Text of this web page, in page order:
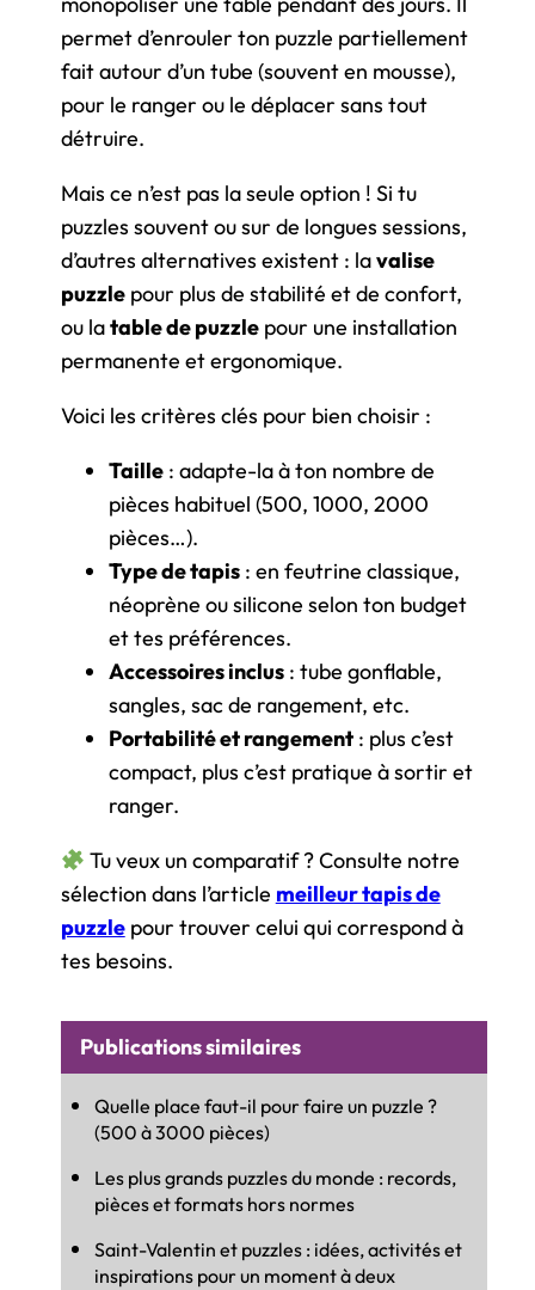
permet d’enrouler ton puzzle partiellement
fait autour d’un tube (souvent en mousse),
pour le ranger ou le déplacer sans tout
détruire.
Mais ce n’est pas la seule option ! Si tu
puzzles souvent ou sur de longues sessions,
d’autres alternatives existent : lavalise
puzzlepour plus de stabilité et de confort,
ou latable de puzzlepour une installation
permanente et ergonomique.
Voici les critères clés pour bien choisir :
Taille: adapte-la à ton nombre de
pièces habituel (500, 1000, 2000
pièces…).
Type de tapis: en feutrine classique,
néoprène ou silicone selon ton budget
et tes préférences.
Accessoires inclus: tube gonflable,
sangles, sac de rangement, etc.
Portabilité et rangement: plus c’est
compact, plus c’est pratique à sortir et
ranger.
Tu veux un comparatif ? Consulte notre
sélection dans l’article meilleur tapis de
puzzlepour trouver celui qui correspond à
tes besoins.
Publications similaires
Quelle place faut-il pour faire un puzzle ?
(500 à 3000 pièces)
Les plus grands puzzles du monde : records,
pièces et formats hors normes
Saint-Valentin et puzzles : idées, activités et
inspirations pour un moment à deux